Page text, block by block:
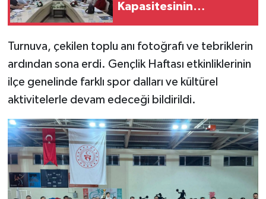
Kapasitesinin
Turnuva, çekilen toplu anı fotoğrafı ve tebriklerin
ardından sona erdi. Gençlik Haftası etkinliklerinin
ilçe genelinde farklı spor dalları ve kültürel
aktivitelerle devam edeceği bildirildi.